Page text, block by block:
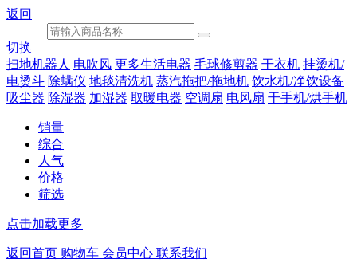
返回
切换
扫地机器人 电吹风 更多生活电器 毛球修剪器 干衣机 挂烫机/
电烫斗 除螨仪 地毯清洗机 蒸汽拖把/拖地机 饮水机/净饮设备
吸尘器 除湿器 加湿器 取暖电器 空调扇 电风扇 干手机/烘手机
销量
综合
人气
价格
筛选
点击加载更多
返回首页 购物车 会员中心 联系我们